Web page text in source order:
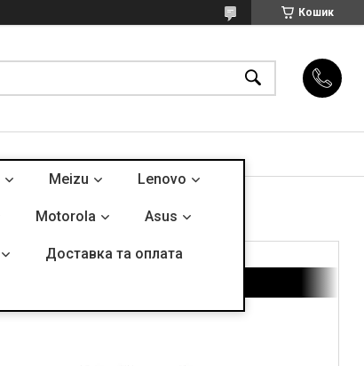
Кошик
Meizu Lenovo
Motorola Asus
Доставка та оплата